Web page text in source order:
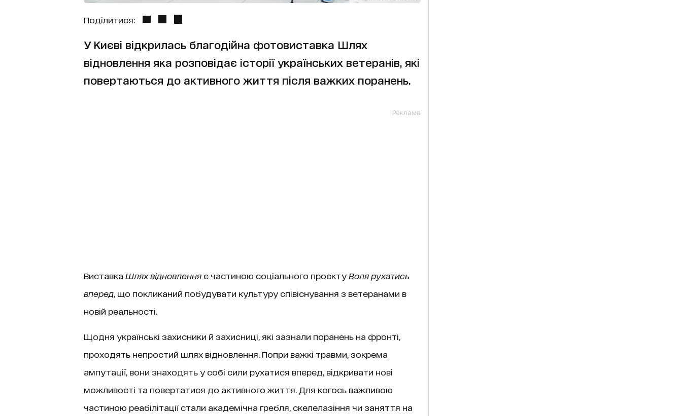
Поділитися:
У Києві відкрилась благодійна фотовиставка Шлях
відновлення яка розповідає історії українських ветеранів, які
повертаються до активного життя після важких поранень.
Реклама
Виставка Шлях відновленняє частиною соціального проєкту Воля рухатись
вперед, що покликаний побудувати культуру співіснування з ветеранами в
новій реальності.
Щодня українські захисники й захисниці, які зазнали поранень на фронті,
проходять непростий шлях відновлення. Попри важкі травми, зокрема
ампутації, вони знаходять у собі сили рухатися вперед, відкривати нові
можливості та повертатися до активного життя. Для когось важливою
частиною реабілітації стали академічна гребля, скелелазіння чи заняття на